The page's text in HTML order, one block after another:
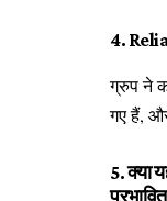
4.
ग्रुप ने
गए हैं,
5. क्या